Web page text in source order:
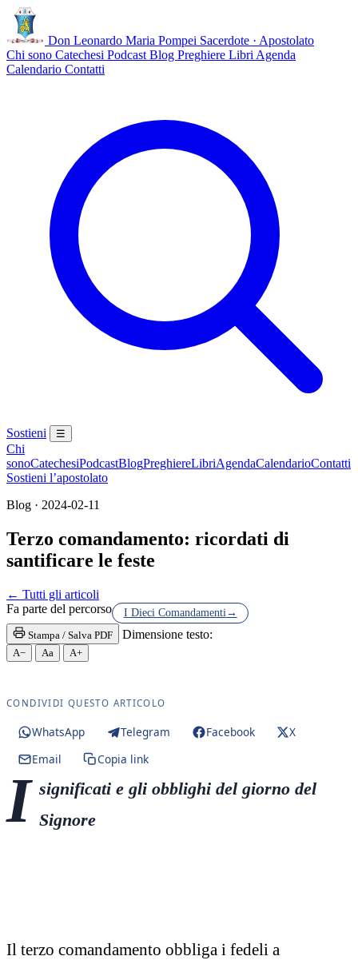
Don Leonardo Maria Pompei Sacerdote · Apostolato
Chi sono Catechesi Podcast Blog Preghiere Libri Agenda
Calendario Contatti
Sostieni ☰
Chi
sonoCatechesiPodcastBlogPreghiereLibriAgendaCalendarioContatti
Sostieni l’apostolato
Blog · 2024-02-11
Terzo comandamento: ricordati di
santificare le feste
← Tutti gli articoli
Fa parte del percorso
I Dieci Comandamenti →
Stampa / Salva PDF
Dimensione testo:
A− Aa A+
CONDIVIDI QUESTO ARTICOLO
WhatsApp Telegram Facebook
X
Email
Copia link
I significati e gli obblighi del giorno del
Signore
Il terzo comandamento obbliga i fedeli a